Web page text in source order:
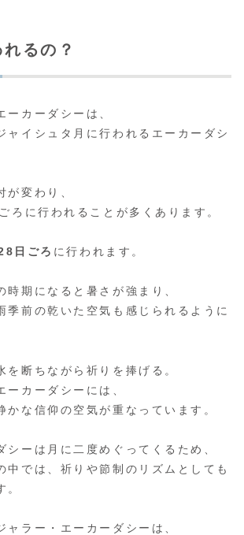
るの？
ーカーダシーは、
ャイシュタ月に行われるエーカーダシ
が変わり、
ろに行われることが多くあります。
日ごろ に行われます。
時期になると暑さが強まり、
季前の乾いた空気も感じられるように
を断ちながら祈りを捧げる。
ーカーダシーには、
かな信仰の空気が重なっています。
シーは月に二度めぐってくるため、
中では、祈りや節制のリズムとしても
。
ャラー・エーカーダシーは、